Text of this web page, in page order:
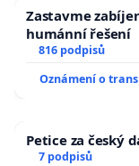
Zastavme
humánní řešení
816 podpisů
Oznámení o
Petice za český
7 podpisů